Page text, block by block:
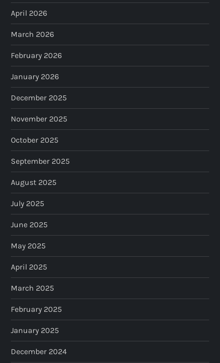
April 2026
March 2026
February 2026
January 2026
December 2025
November 2025
October 2025
September 2025
August 2025
July 2025
June 2025
May 2025
April 2025
March 2025
February 2025
January 2025
December 2024